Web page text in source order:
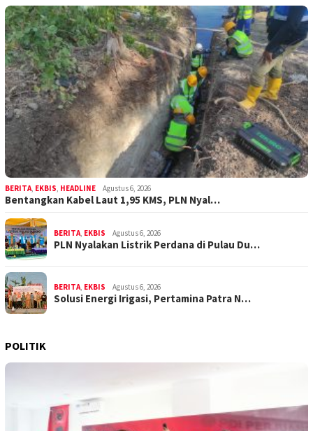
BERITA, EKBIS, HEADLINE Agustus 6, 2026
Bentangkan Kabel Laut 1,95 KMS, PLN Nyal…
BERITA, EKBIS Agustus 6, 2026
PLN Nyalakan Listrik Perdana di Pulau Du…
BERITA, EKBIS Agustus 6, 2026
Solusi Energi Irigasi, Pertamina Patra N…
POLITIK